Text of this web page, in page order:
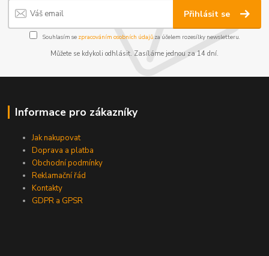
Přihlásit se
Souhlasím se zpracováním osobních údajůza účelem rozesílky newsletteru.
Můžete se kdykoli odhlásit. Zasíláme jednou za 14 dní.
Informace pro zákazníky
Jak nakupovat
Doprava a platba
Obchodní podmínky
Reklamační řád
Kontakty
GDPR a GPSR